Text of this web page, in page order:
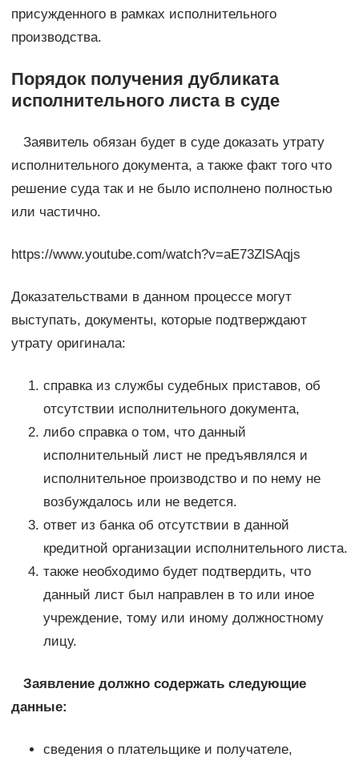
присужденного в рамках исполнительного
производства.
Порядок получения дубликата
исполнительного листа в суде
Заявитель обязан будет в суде доказать утрату
исполнительного документа, а также факт того что
решение суда так и не было исполнено полностью
или частично.
https://www.youtube.com/watch?v=aE73ZlSAqjs
Доказательствами в данном процессе могут
выступать, документы, которые подтверждают
утрату оригинала:
справка из службы судебных приставов, об
отсутствии исполнительного документа,
либо справка о том, что данный
исполнительный лист не предъявлялся и
исполнительное производство и по нему не
возбуждалось или не ведется.
ответ из банка об отсутствии в данной
кредитной организации исполнительного листа.
также необходимо будет подтвердить, что
данный лист был направлен в то или иное
учреждение, тому или иному должностному
лицу.
Заявление должно содержать следующие
данные:
сведения о плательщике и получателе,